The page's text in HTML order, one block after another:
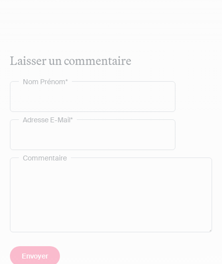
Laisser un commentaire
Commentaire
Nom Prénom*
Adresse E-Mail*